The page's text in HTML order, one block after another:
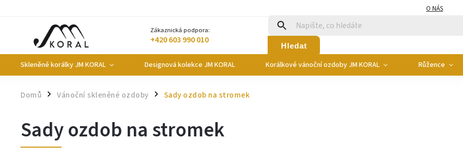
O NÁS
Zákaznická podpora:
+420 603 990 010 Hledat
Skleněné korálky JM KORAL Designová kolekce JM KORAL Korálkové vánoční ozdoby JM KORAL Růžence
Domů / Vánoční skleněné ozdoby / Sady ozdob na stromek
Sady ozdob na stromek